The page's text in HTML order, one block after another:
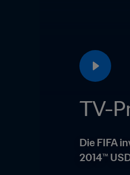
TV-
Die FIFA
2014™